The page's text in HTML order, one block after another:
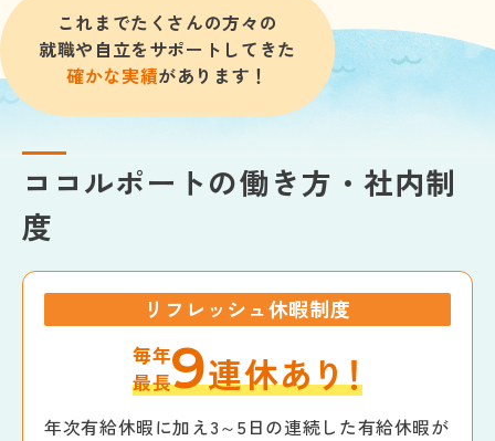
これまでたくさんの方々の
就職や自立をサポートしてきた
確かな実績があります！
ココルポートの働き方・社内制
度
リフレッシュ休暇制度
毎年
最長9連休あり！
年次有給休暇に加え3～5日の連続した有給休暇が